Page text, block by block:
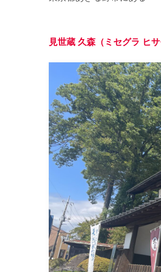
見世蔵 久森（ミセグラ ヒサ